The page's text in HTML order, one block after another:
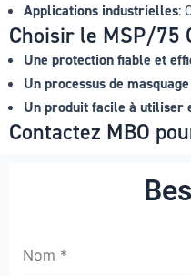
Applications industrielles:
Choisir le MSP/75
Une protection fiable et
Un processus de
Un produit facile à utiliser
Contactez MBO